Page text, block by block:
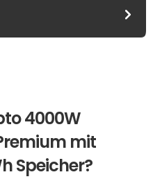
4000W
mit
Speicher?